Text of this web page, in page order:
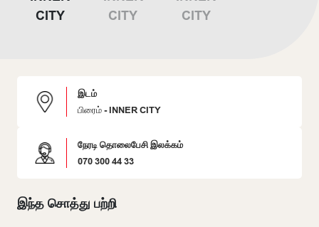
இடம்
பிரைம் - INNER CITY
நேரடி தொலைபேசி இலக்கம்
070 300 44 33
இந்த சொத்து பற்றி